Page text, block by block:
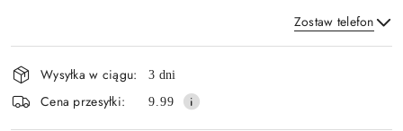
Zostaw telefon
Wyślij
i
dostawa
Wysyłka w ciągu: 3 dni
Cena przesyłki: 9.99